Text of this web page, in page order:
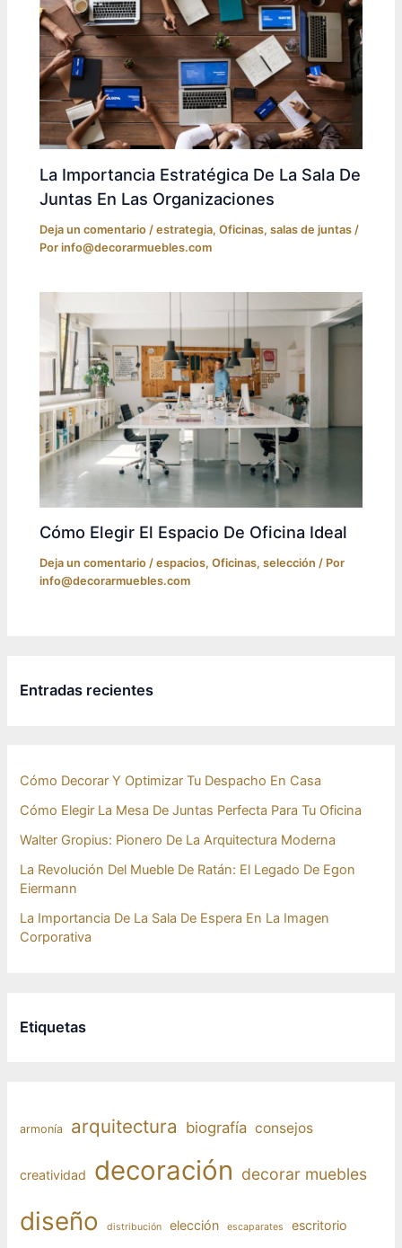
La Importancia Estratégica De La Sala De
Juntas En Las Organizaciones
Deja un comentario /estrategia,Oficinas,salas de juntas /
Porinfo@decorarmuebles.com
Cómo Elegir El Espacio De Oficina Ideal
Deja un comentario /espacios,Oficinas,selección / Por
info@decorarmuebles.com
Entradas recientes
Cómo Decorar Y Optimizar Tu Despacho En Casa
Cómo Elegir La Mesa De Juntas Perfecta Para Tu Oficina
Walter Gropius: Pionero De La Arquitectura Moderna
La Revolución Del Mueble De Ratán: El Legado De Egon
Eiermann
La Importancia De La Sala De Espera En La Imagen
Corporativa
Etiquetas
armonía arquitectura biografía consejos
creatividad decoración decorar muebles
diseño distribución elección escaparates escritorio